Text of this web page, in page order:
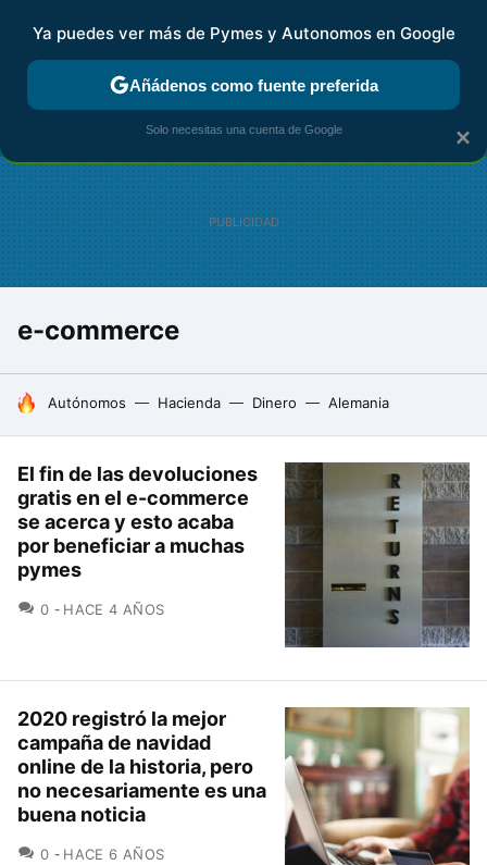
FISCALIDAD Y CONTABILIDAD KIT DIGITAL RENTA
e-commerce
HOY SE HABLA DE
Autónomos Hacienda Dinero Alemania
El fin de las devoluciones
gratis en el e-commerce
se acerca y esto acaba
por beneficiar a muchas
pymes
0 COMENTARIOS
HACE 4 AÑOS
2020 registró la mejor
campaña de navidad
online de la historia, pero
no necesariamente es una
buena noticia
0 COMENTARIOS
HACE 6 AÑOS
×
Ya puedes ver más de Pymes y Autonomos en Google
Añádenos como fuente preferida
Solo necesitas una cuenta de Google